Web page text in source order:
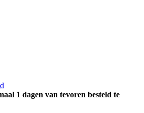
1 dagen van tevoren besteld te